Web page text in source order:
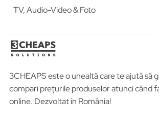
TV, Audio-Video & Foto
3CHEAPS este o unealtă care te ajută să
compari prețurile produselor atunci când
online. Dezvoltat în România!